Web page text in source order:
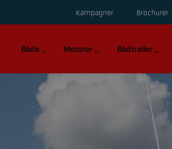
Kampagner Brochurer
Både Motorer Bådtrailer